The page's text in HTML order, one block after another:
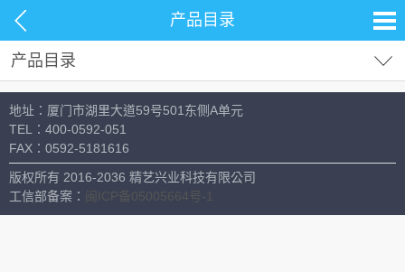
产品目录
产品目录
试剂耗材
分析仪器
材料测试
生命科学
地址：厦门市湖里大道59号501东侧A单元
TEL： 400-0592-051
FAX： 0592-5181616
版权所有 2016-2036 精艺兴业科技有限公司
工信部备案： 闽ICP备05005664号-1